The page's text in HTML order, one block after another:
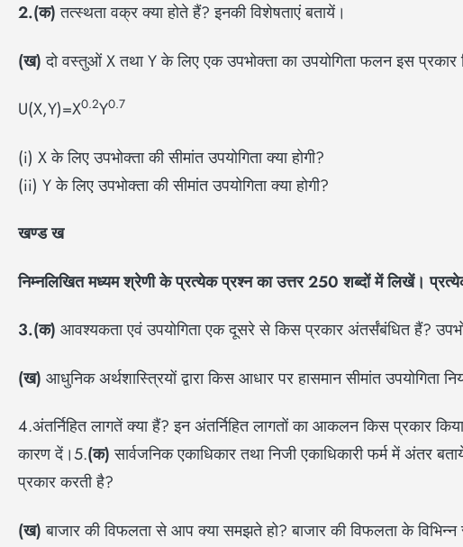
2.(क)तत्स्थता वक्र क्या होते हैं? इनकी विशेषताएं बतायें।
(ख)दो वस्तुओं X तथा Y के लिए एक उपभोक्ता का उपयोगिता फलन इस प्रकार
U(X,Y)=X0.2Y0.7
(i) X के लिए उपभोक्ता की सीमांत उपयोगिता क्या होगी?
(ii) Y के लिए उपभोक्ता की सीमांत उपयोगिता क्या होगी?
खण्ड ख
निम्नलिखित मध्यम श्रेणी के प्रत्येक प्रश्न का उत्तर 250शब्दों में लिखें।
3.(क) आवश्यकता एवं उपयोगिता एक दूसरे से किस प्रकार अंतर्संबंधित हैं?
(ख) आधुनिक अर्थशास्त्रियों द्वारा किस आधार पर हासमान सीमांत उपयोगिता
4.अंतर्निहित लागतें क्या हैं? इन अंतर्निहित लागतों का आकलन किस प्रकार
कारण दें।5.(क)सार्वजनिक एकाधिकार तथा निजी एकाधिकारी फर्म में अंतर
प्रकार करती है?
(ख)बाजार की विफलता से आप क्या समझते हो? बाजार की विफलता के